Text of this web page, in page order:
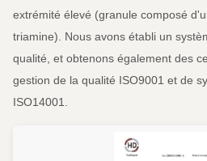
extrémité élevé (granule composé
triamine). Nous avons établi un
qualité, et obtenons également des
gestion de la qualité ISO9001 et de
ISO14001.